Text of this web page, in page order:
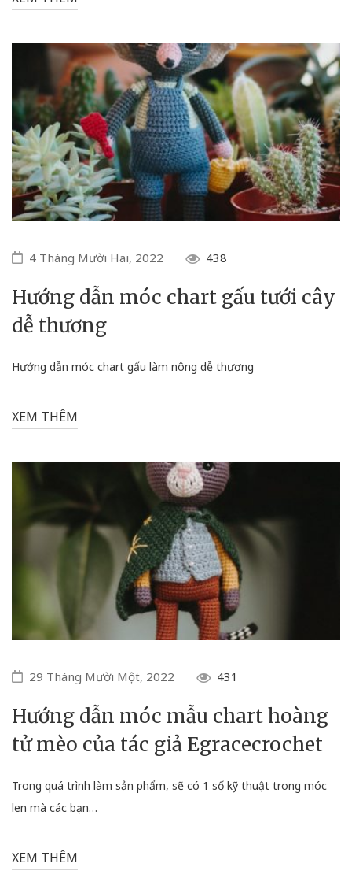
4 Tháng Mười Hai, 2022 438
Hướng dẫn móc chart gấu tưới cây
dễ thương
Hướng dẫn móc chart gấu làm nông dễ thương
XEM THÊM
29 Tháng Mười Một, 2022 431
Hướng dẫn móc mẫu chart hoàng
tử mèo của tác giả Egracecrochet
Trong quá trình làm sản phẩm, sẽ có 1 số kỹ thuật trong móc
len mà các bạn…
XEM THÊM